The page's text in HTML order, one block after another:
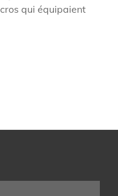
qui équipaient